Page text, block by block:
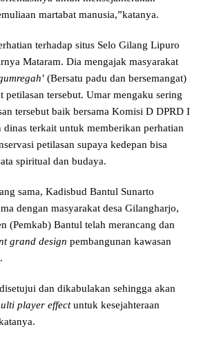
martabat manusia,”katanya.
terhadap situs Selo Gilang Lipuro
Mataram. Dia mengajak masyarakat
’ (Bersatu padu dan bersemangat)
petilasan tersebut. Umar mengaku sering
tersebut baik bersama Komisi D DPRD I
terkait untuk memberikan perhatian
petilasan supaya kedepan bisa
spiritual dan budaya.
sama, Kadisbud Bantul Sunarto
dengan masyarakat desa Gilangharjo,
(Pemkab) Bantul telah merancang dan
grand design pembangunan kawasan
dan dikabulakan sehingga akan
player effectuntuk kesejahteraan